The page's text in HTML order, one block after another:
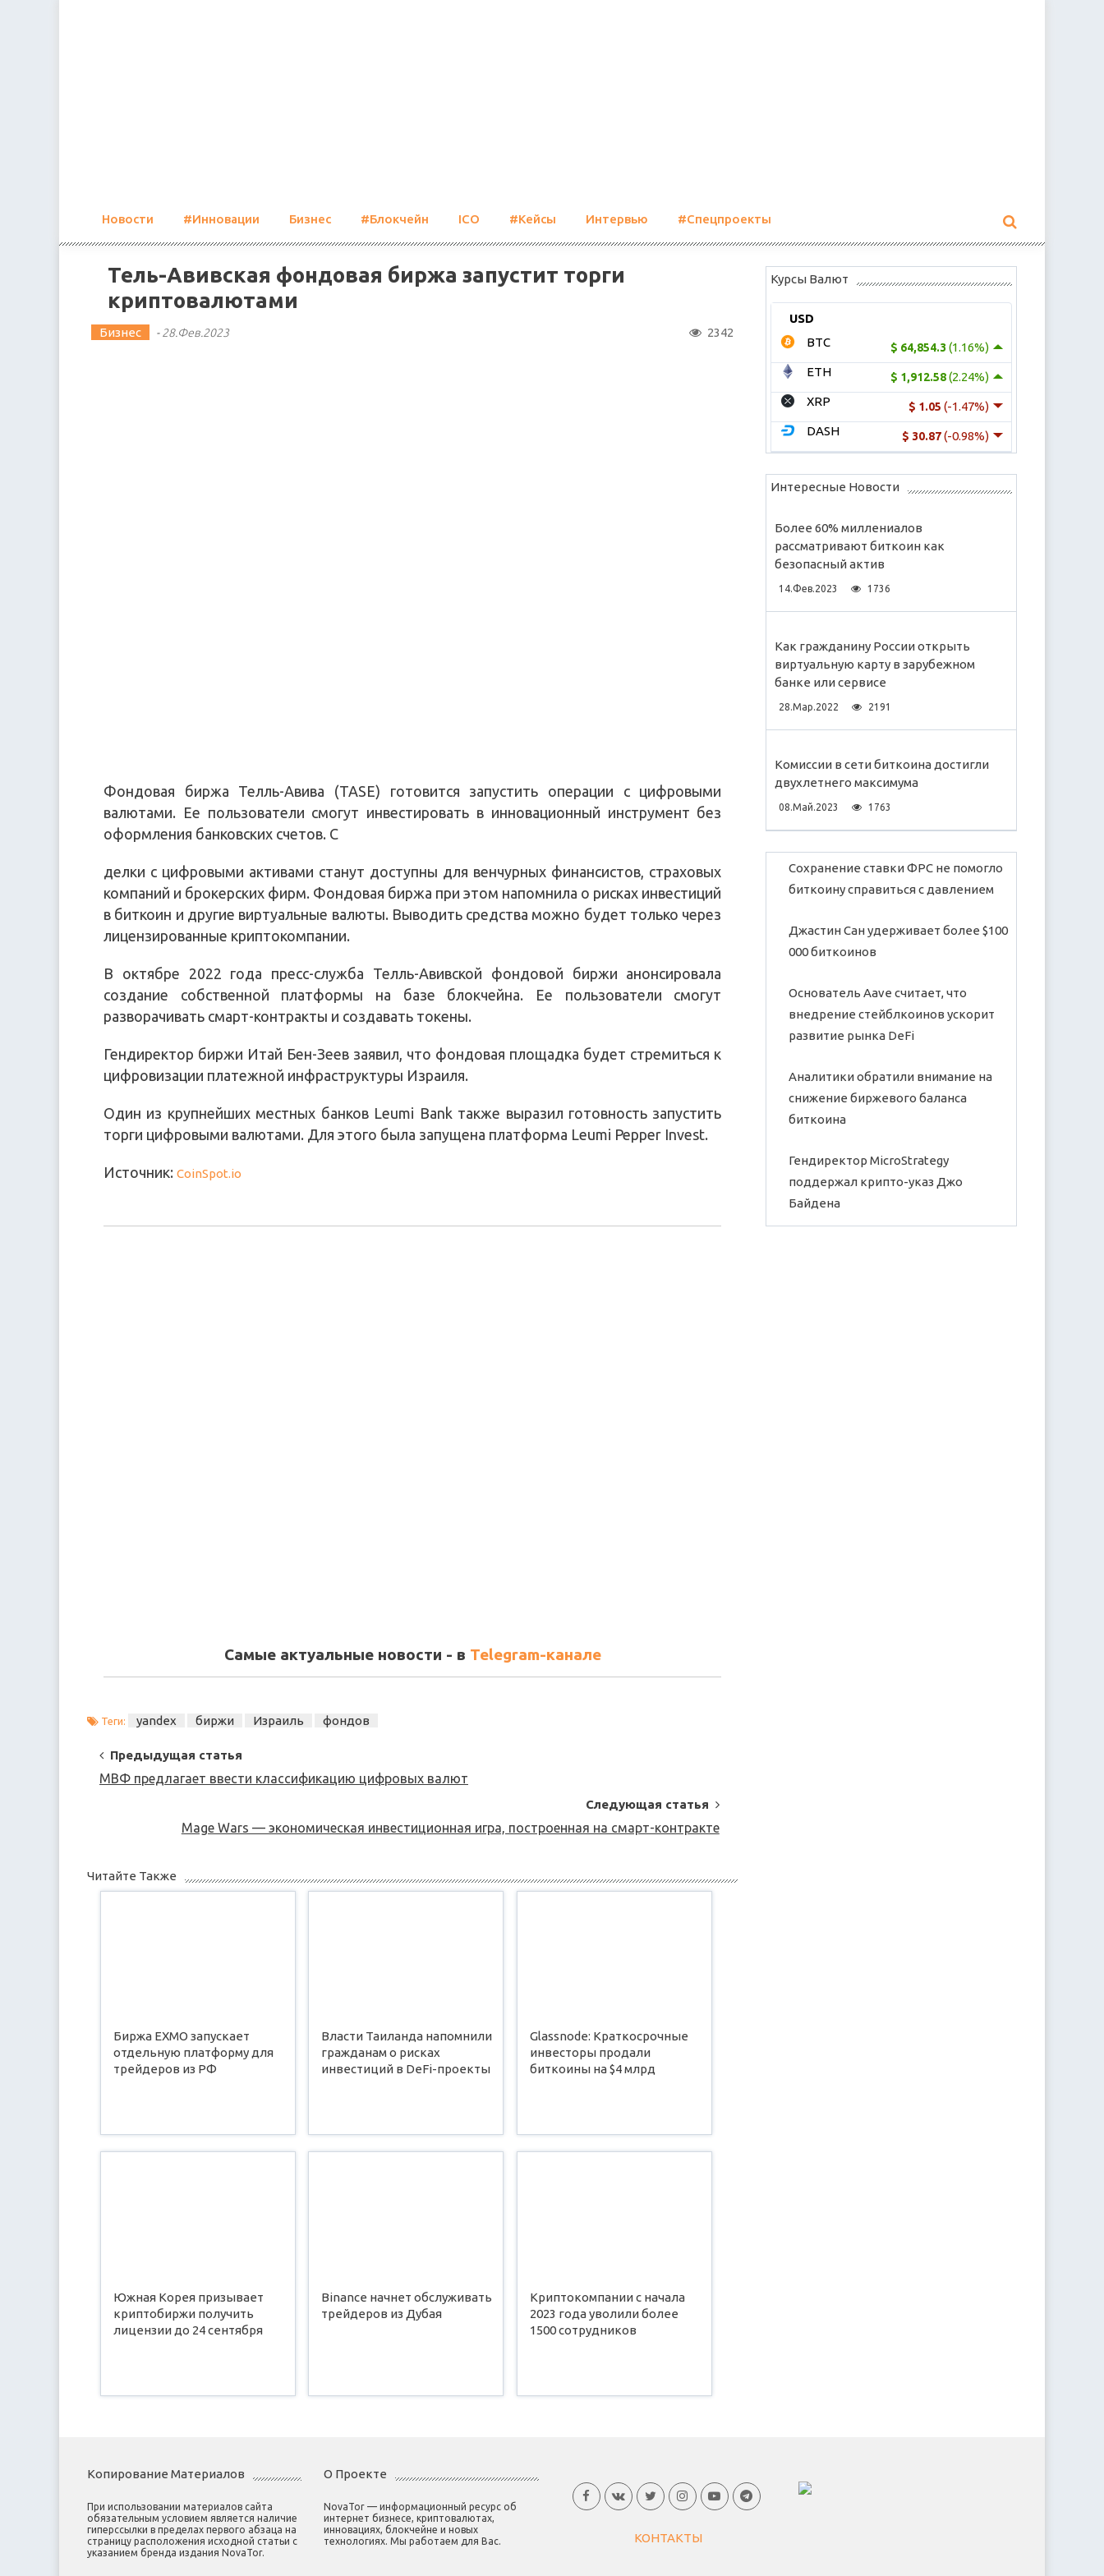
Новости #Инновации Бизнес #Блокчейн ICO #Кейсы Интервью #Спецпроекты
Тель-Авивская фондовая биржа запустит торги
криптовалютами
Бизнес -28.Фев.2023 2342
Фондовая биржа Телль-Авива (TASE) готовится запустить операции с цифровыми
валютами. Ее пользователи смогут инвестировать в инновационный инструмент без
оформления банковских счетов. С
делки с цифровыми активами станут доступны для венчурных финансистов, страховых
компаний и брокерских фирм. Фондовая биржа при этом напомнила о рисках инвестиций
в биткоин и другие виртуальные валюты. Выводить средства можно будет только через
лицензированные криптокомпании.
В октябре 2022 года пресс-служба Телль-Авивской фондовой биржи анонсировала
создание собственной платформы на базе блокчейна. Ее пользователи смогут
разворачивать смарт-контракты и создавать токены.
Гендиректор биржи Итай Бен-Зеев заявил, что фондовая площадка будет стремиться к
цифровизации платежной инфраструктуры Израиля.
Один из крупнейших местных банков Leumi Bank также выразил готовность запустить
торги цифровыми валютами. Для этого была запущена платформа Leumi Pepper Invest.
Источник: CoinSpot.io
Самые актуальные новости - в Telegram-канале
Теги: yandex биржи Израиль фондов
Post
Navigation
Предыдущая статья
МВФ предлагает ввести классификацию цифровых валют
Следующая статья
Mage Wars — экономическая инвестиционная игра, построенная на смарт-контракте
Читайте Также
Биржа EXMO запускает
отдельную платформу для
трейдеров из РФ
Власти Таиланда напомнили
гражданам о рисках
инвестиций в DeFi-проекты
Glassnode: Краткосрочные
инвесторы продали
биткоины на $4 млрд
Южная Корея призывает
криптобиржи получить
лицензии до 24 сентября
Binance начнет обслуживать
трейдеров из Дубая
Криптокомпании с начала
2023 года уволили более
1500 сотрудников
Курсы Валют
USD
$ 64,854.3 (1.16%)
BTC
$ 1,912.58(2.24%)
ETH
$ 1.05 (-1.47%)
XRP
$ 30.87(-0.98%)
DASH
Интересные Новости
Более 60% миллениалов
рассматривают биткоин как
безопасный актив
14.Фев.2023 1736
Как гражданину России открыть
виртуальную карту в зарубежном
банке или сервисе
28.Мар.2022 2191
Комиссии в сети биткоина достигли
двухлетнего максимума
08.Май.2023 1763
Сохранение ставки ФРС не помогло
биткоину справиться с давлением
Джастин Сан удерживает более $100
000 биткоинов
Основатель Aave считает, что
внедрение стейблкоинов ускорит
развитие рынка DeFi
Аналитики обратили внимание на
снижение биржевого баланса
биткоина
Гендиректор MicroStrategy
поддержал крипто-указ Джо
Байдена
Копирование Материалов
При использовании материалов сайта
обязательным условием является наличие
гиперссылки в пределах первого абзаца на
страницу расположения исходной статьи с
указанием бренда издания NovaTor.
О Проекте
NovaTor — информационный ресурс об
интернет бизнесе, криптовалютах,
инновациях, блокчейне и новых
технологиях. Мы работаем для Вас.
КОНТАКТЫ